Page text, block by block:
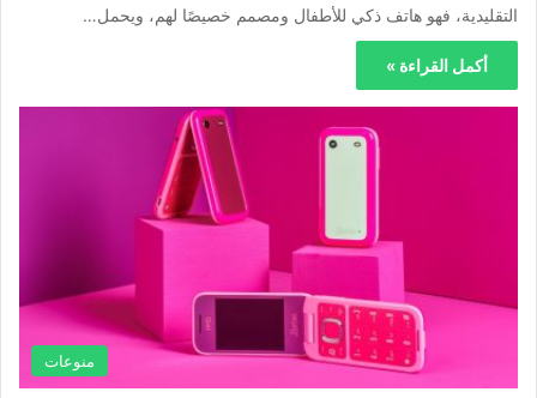
التقليدية، فهو هاتف ذكي للأطفال ومصمم خصيصًا لهم، ويحمل…
أكمل القراءة »
منوعات